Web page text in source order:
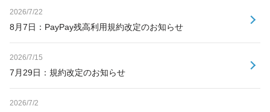
2026/7/22
8月7日：PayPay残高利用規約改定のお知らせ
2026/7/15
7月29日：規約改定のお知らせ
2026/7/2